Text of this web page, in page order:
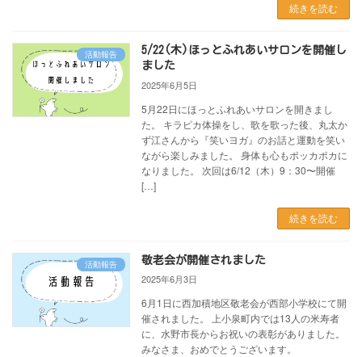
続きを読む
活動報告
5/22(木)ほっとふれあいサロンを開催し
ました
2025年6月5日
5月22日にほっとふれあいサロンを開きまし
た。 キラピカ体操をし、歌を歌った後、丸太か
ず江さんから『笑いヨガ』のお話と運動を笑い
ながら楽しみました。 身体も心もポッカポカに
なりました。 次回は6/12（木）9：30〜開催
[…]
続きを読む
活動報告 敬老会が開催されました
2025年6月3日
6月1日に西加積地区敬老会が西部小学校にて開
催されました。 上小泉町内では13人の米寿者
に、水野市長からお祝いの表彰がありました。
みなさま、おめでとうございます。